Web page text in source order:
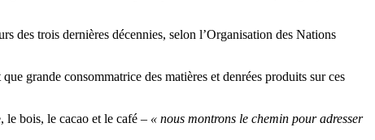
des trois dernières décennies, selon l’Organisation des Nations
grande consommatrice des matières et denrées produits sur ces
le bois, le cacao et le café – « nous montrons le chemin pour adresser